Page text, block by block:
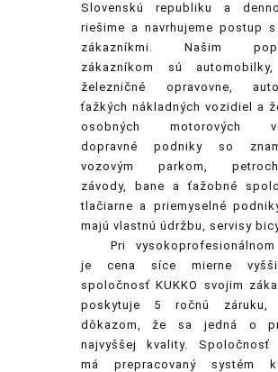
Slovenskú republiku a
riešime a navrhujeme postup
zákazníkmi. Našim
zákazníkom sú
železničné opravovne,
ťažkých nákladných vozidiel a
osobných motorových
dopravné podniky so
vozovým parkom,
závody, bane a ťažobné
tlačiarne a priemyselné
majú vlastnú údržbu, servisy
Pri
je cena síce mierne
spoločnosť KUKKO svojim
poskytuje 5 ročnú
dôkazom, že sa jedná o
najvyššej kvality. Spoločnosť
má prepracovaný systém